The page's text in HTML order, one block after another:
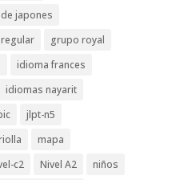
japones
grupo royal
idioma frances
idiomas nayarit
jlpt-n5
mapa
c2 Nivel A2 niños